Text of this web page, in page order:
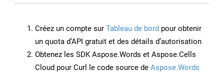
Créez un compte sur Tableau de bord pour obtenir
un quota d’API gratuit et des détails d’autorisation
Obtenez les SDK Aspose.Words et Aspose.Cells
Cloud pour Curl le code source de Aspose.Words